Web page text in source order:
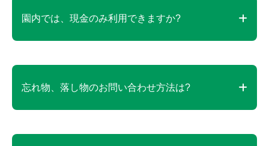
園内では、現金のみ利用できますか?
現金、クレジットカード、交通系ICを含む電子マネ
アトラクション券売機やコイン式機械では現金のみ
の利用です。
忘れ物、落し物のお問い合わせ方法は?
紛失された物の<名称><色><サイズ><特徴>と<どこ